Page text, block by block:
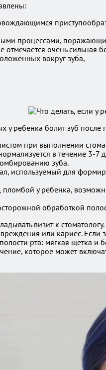
процессами,
очень сильная
вокруг зуба,
у ребенка болит зуб
при выполнении
в течение 3-7
зуба.
используемый для
пломбой у ребенка,
обработкой
визит к
или кариес.
рта: мягкая щетка
которое может